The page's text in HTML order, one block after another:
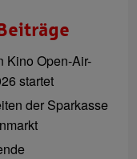
Kino Open-Air-
startet
der Sparkasse